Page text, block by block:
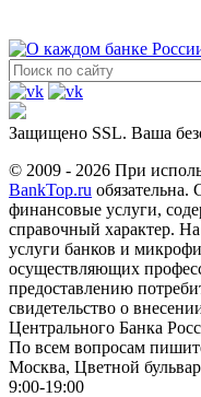
Защищено SSL. Ваша
© 2009 - 2026 При
BankTop.ru обязательна.
финансовые услуги,
справочный характер.
услуги банков и
осуществляющих
предоставлению
свидетельство о
Центрального Банка
По всем вопросам
Москва, Цветной
9:00-19:00